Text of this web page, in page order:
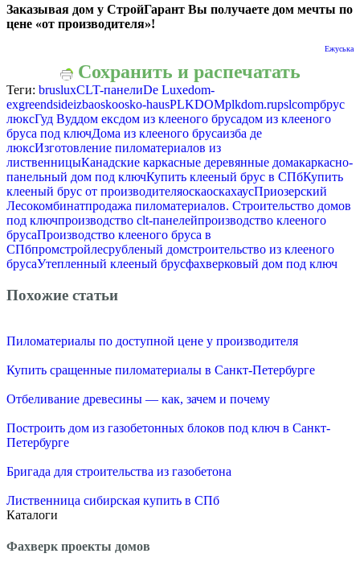
Заказывая дом у СтройГарант Вы получаете дом мечты по
цене «от производителя»!
Ежуська
Сохранить и распечатать
Теги: brusluxCLT-панелиDe Luxedom-
exgreendsideizbaoskoosko-hausPLKDOMplkdom.rupslcompбрус
люксГуд Вуддом ексдом из клееного брусадом из клееного
бруса под ключДома из клееного брусаизба де
люксИзготовление пиломатериалов из
лиственницыКанадские каркасные деревянные домакаркасно-
панельный дом под ключКупить клееный брус в СПбКупить
клееный брус от производителяоскаоскахаусПриозерский
Лесокомбинатпродажа пиломатериалов. Строительство домов
под ключпроизводство clt-панелейпроизводство клееного
брусаПроизводство клееного бруса в
СПбпромстройлесрубленый домстроительство из клееного
брусаУтепленный клееный брусфахверковый дом под ключ
Похожие статьи
Пиломатериалы по доступной цене у производителя
Купить сращенные пиломатериалы в Санкт-Петербурге
Отбеливание древесины — как, зачем и почему
Построить дом из газобетонных блоков под ключ в Санкт-
Петербурге
Бригада для строительства из газобетона
Лиственница сибирская купить в СПб
Каталоги
Фахверк проекты домов